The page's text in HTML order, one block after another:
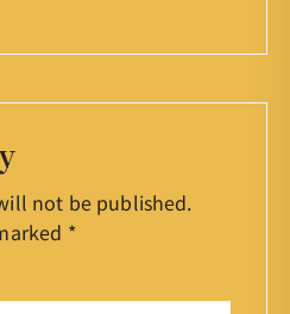
not be published.
*